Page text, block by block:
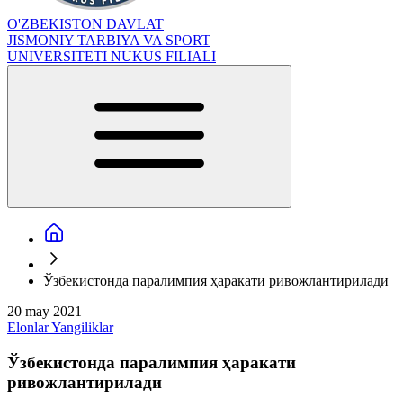
O'ZBEKISTON DAVLAT
JISMONIY TARBIYA VA SPORT
UNIVERSITETI NUKUS FILIALI
Ўзбекистонда паралимпия ҳаракати ривожлантирилади
20 may 2021
ElonlarYangiliklar
Ўзбекистонда паралимпия ҳаракати
ривожлантирилади